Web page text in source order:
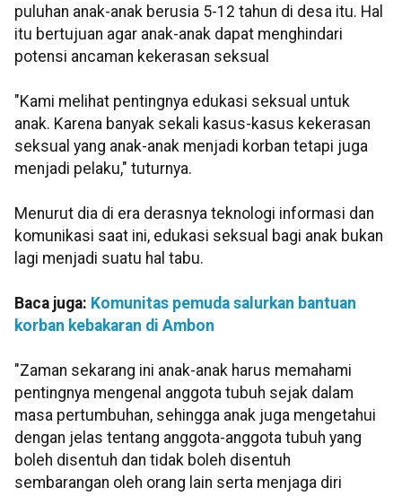
puluhan anak-anak berusia 5-12 tahun di desa itu. Hal
itu bertujuan agar anak-anak dapat menghindari
potensi ancaman kekerasan seksual
"Kami melihat pentingnya edukasi seksual untuk
anak. Karena banyak sekali kasus-kasus kekerasan
seksual yang anak-anak menjadi korban tetapi juga
menjadi pelaku," tuturnya.
Menurut dia di era derasnya teknologi informasi dan
komunikasi saat ini, edukasi seksual bagi anak bukan
lagi menjadi suatu hal tabu.
Baca juga: Komunitas pemuda salurkan bantuan
korban kebakaran di Ambon
"Zaman sekarang ini anak-anak harus memahami
pentingnya mengenal anggota tubuh sejak dalam
masa pertumbuhan, sehingga anak juga mengetahui
dengan jelas tentang anggota-anggota tubuh yang
boleh disentuh dan tidak boleh disentuh
sembarangan oleh orang lain serta menjaga diri